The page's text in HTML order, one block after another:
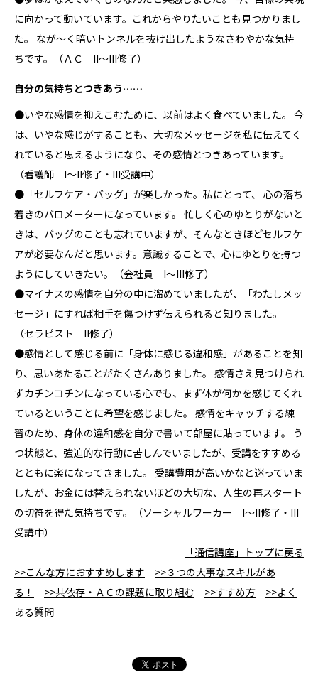
に向かって動いています。これからやりたいことも見つかりまし
た。 なが～く暗いトンネルを抜け出したようなさわやかな気持
ちです。（ＡＣ II～III修了）
自分の気持ちとつきあう……
●いやな感情を抑えこむために、以前はよく食べていました。 今
は、いやな感じがすることも、大切なメッセージを私に伝えてく
れていると思えるようになり、その感情とつきあっています。
（看護師 I～II修了・III受講中）
●「セルフケア・バッグ」が楽しかった。私にとって、 心の落ち
着きのバロメーターになっています。 忙しく心のゆとりがないと
きは、バッグのことも忘れていますが、そんなときほどセルフケ
アが必要なんだと思います。意識することで、心にゆとりを持つ
ようにしていきたい。（会社員 I～III修了）
●マイナスの感情を自分の中に溜めていましたが、「わたしメッ
セージ」にすれば相手を傷つけず伝えられると知りました。
（セラピスト II修了）
●感情として感じる前に「身体に感じる違和感」があることを知
り、思いあたることがたくさんありました。 感情さえ見つけられ
ずカチンコチンになっている心でも、まず体が何かを感じてくれ
ているということに希望を感じました。 感情をキャッチする練
習のため、身体の違和感を自分で書いて部屋に貼っています。 う
つ状態と、強迫的な行動に苦しんでいましたが、受講をすすめる
とともに楽になってきました。 受講費用が高いかなと迷っていま
したが、お金には替えられないほどの大切な、人生の再スタート
の切符を得た気持ちです。（ソーシャルワーカー I～II修了・III
受講中）
「通信講座」トップに戻る
>>こんな方におすすめします
>>３つの大事なスキルがあ
る！
>>共依存・ＡＣの課題に取り組む >>すすめ方
>>よく
ある質問